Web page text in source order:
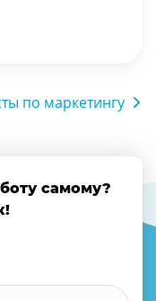
по маркетингу
самому?